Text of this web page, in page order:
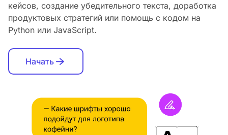
кейсов, создание убедительного текста, доработка
продуктовых стратегий или помощь с кодом на
Python или JavaScript.
Начать